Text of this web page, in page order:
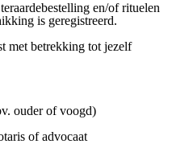
en/of rituelen
is geregistreerd.
met betrekking tot jezelf
ouder of voogd)
of advocaat